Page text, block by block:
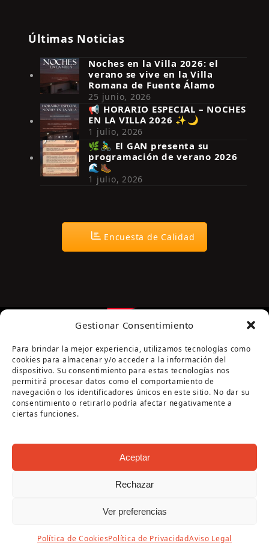
Gestionar Consentimiento
Para brindar la mejor experiencia, utilizamos tecnologías como
cookies para almacenar y/o acceder a la información del
dispositivo. Su consentimiento para estas tecnologías nos
permitirá procesar datos como el comportamiento de
navegación o los identificadores únicos en este sitio. No dar su
consentimiento o retirarlo podría afectar negativamente a
ciertas funciones.
Aceptar
Rechazar
Ver preferencias
Política de CookiesPolítica de PrivacidadAviso Legal
Síguenos en Instagram
Últimas Noticias
Noches en la Villa 2026: el
verano se vive en la Villa
Romana de Fuente Álamo
25 junio, 2026
📢 HORARIO ESPECIAL – NOCHES
EN LA VILLA 2026 ✨🌙
1 julio, 2026
🌿🚴‍♂️ El GAN presenta su
programación de verano 2026
🌊🥾
1 julio, 2026
Encuesta de Calidad
Página cofinanciada por la Diputación de Córdoba
Copyright Oficina de Turismo - Ayuntamiento de
Aviso Legal|Política de Privacidad|Política de